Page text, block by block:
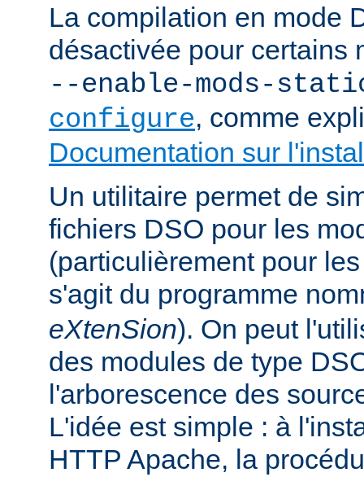
La compilation en mode
désactivée pour certains
--enable-mods-
configure, comme
Documentation sur
Un utilitaire permet de
fichiers DSO pour les
(particulièrement pour
s'agit du programme
eXtenSion). On peut
des modules de type
l'arborescence des
L'idée est simple : à
HTTP Apache, la